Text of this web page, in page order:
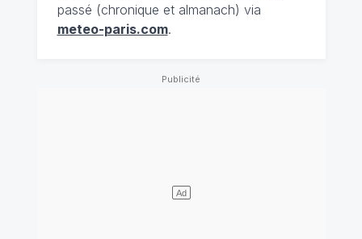
passé (chronique et almanach) via
meteo-paris.com.